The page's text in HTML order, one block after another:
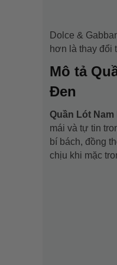
Dolce &
hơn là thay đổi
Mô tả
Đen
Quần Lót Nam
mái và tự tin
bí bách, đồng
chịu khi mặc